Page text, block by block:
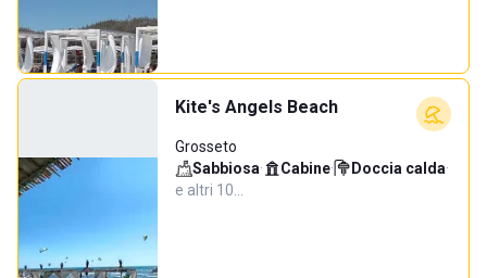
Kite's Angels Beach
Grosseto
Sabbiosa· Cabine· Doccia calda·
e altri 10…